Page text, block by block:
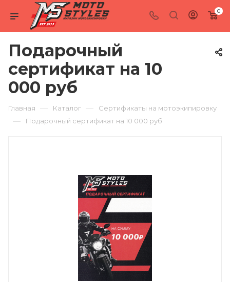
0
Подарочный
сертификат на 10
000 руб
Главная — Каталог — Сертификаты на мотоэкипировку
— Подарочный сертификат на 10 000 руб